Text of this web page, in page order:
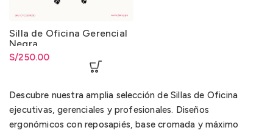
Silla de Oficina Gerencial
Negra
S/250.00
Descubre nuestra amplia selección de Sillas de Oficina
ejecutivas, gerenciales y profesionales. Diseños
ergonómicos con reposapiés, base cromada y máximo